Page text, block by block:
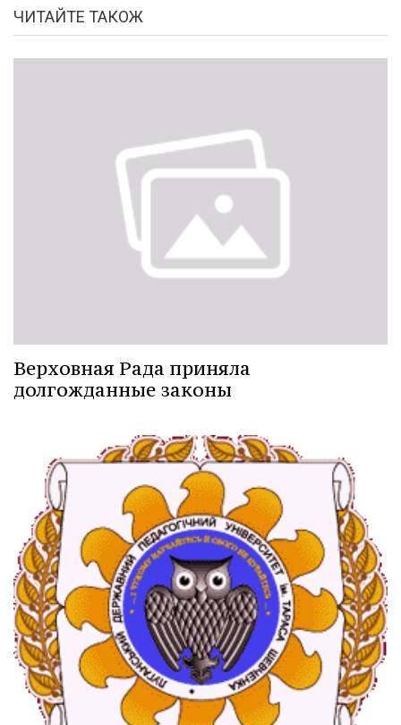
ЧИТАЙТЕ ТАКОЖ
Верховная Рада приняла
долгожданные законы